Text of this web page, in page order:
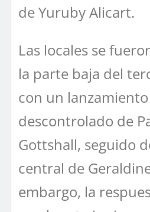
de Yuruby Alicart.
Las locales se
la parte baja del
con un lanzamiento
descontrolado de
Gottshall, seguido
central de
embargo, la